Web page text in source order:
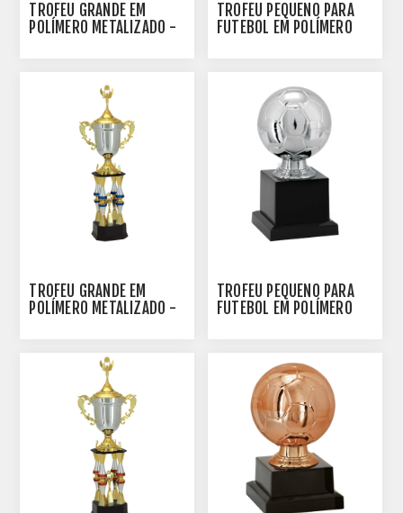
TROFÉU GRANDE EM
POLÍMERO METALIZADO -
TROFÉU PEQUENO PARA
FUTEBOL EM POLÍMERO
TROFÉU GRANDE EM
POLÍMERO METALIZADO -
TROFÉU PEQUENO PARA
FUTEBOL EM POLÍMERO